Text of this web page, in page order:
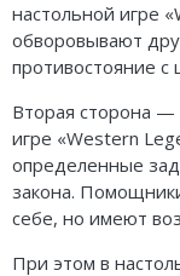
настольной игре
обворовывают
противостояние
Вторая сторона
игре «Western
определенные
закона.
себе, но имеют
При этом в